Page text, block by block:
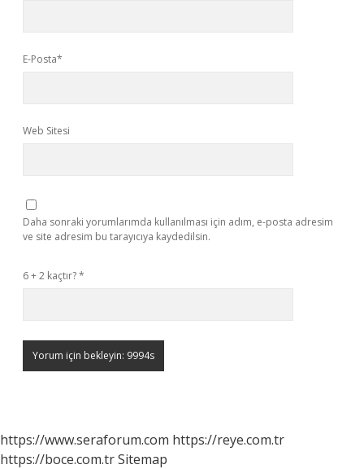
E-Posta*
Web Sitesi
Daha sonraki yorumlarımda kullanılması için adım, e-posta adresim
ve site adresim bu tarayıcıya kaydedilsin.
6 + 2 kaçtır?*
https://www.seraforum.com https://reye.com.tr
https://boce.com.trSitemap